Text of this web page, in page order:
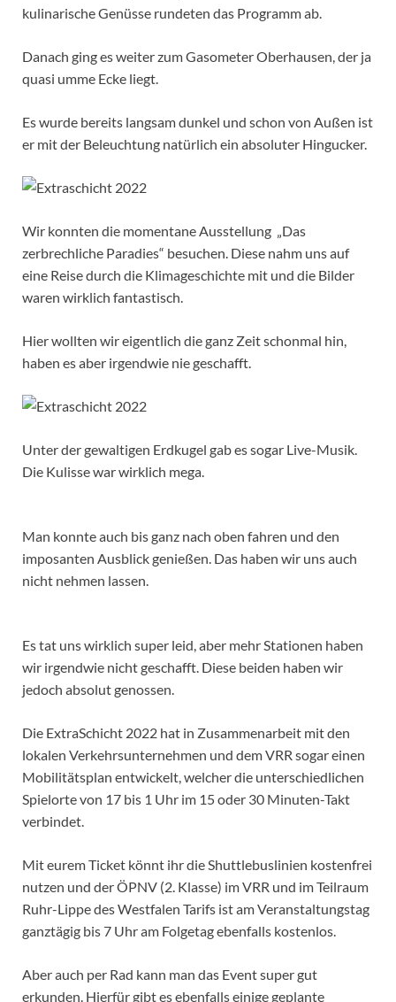
kulinarische Genüsse rundeten das Programm ab.
Danach ging es weiter zum Gasometer Oberhausen, der ja
quasi umme Ecke liegt.
Es wurde bereits langsam dunkel und schon von Außen ist
er mit der Beleuchtung natürlich ein absoluter Hingucker.
Wir konnten die momentane Ausstellung „Das
zerbrechliche Paradies“ besuchen. Diese nahm uns auf
eine Reise durch die Klimageschichte mit und die Bilder
waren wirklich fantastisch.
Hier wollten wir eigentlich die ganz Zeit schonmal hin,
haben es aber irgendwie nie geschafft.
Unter der gewaltigen Erdkugel gab es sogar Live-Musik.
Die Kulisse war wirklich mega.
Man konnte auch bis ganz nach oben fahren und den
imposanten Ausblick genießen. Das haben wir uns auch
nicht nehmen lassen.
Es tat uns wirklich super leid, aber mehr Stationen haben
wir irgendwie nicht geschafft. Diese beiden haben wir
jedoch absolut genossen.
Die ExtraSchicht 2022 hat in Zusammenarbeit mit den
lokalen Verkehrsunternehmen und dem VRR sogar einen
Mobilitätsplan entwickelt, welcher die unterschiedlichen
Spielorte von 17 bis 1 Uhr im 15 oder 30 Minuten-Takt
verbindet.
Mit eurem Ticket könnt ihr die Shuttlebuslinien kostenfrei
nutzen und derÖPNV (2. Klasse) im VRR und im Teilraum
Ruhr-Lippe des Westfalen Tarifs ist am Veranstaltungstag
ganztägig bis 7 Uhr am Folgetag ebenfalls kostenlos.
Aber auch per Rad kann man das Event super gut
erkunden. Hierfür gibt es ebenfalls einige geplante